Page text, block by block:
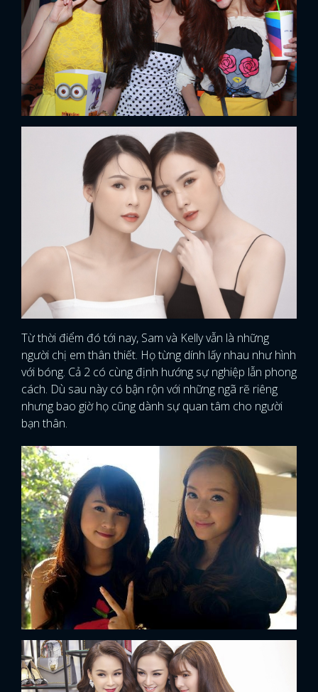
ĐĂNG NHẬP
Từ thời điểm đó tới nay, Sam và Kelly vẫn là những
người chị em thân thiết. Họ từng dính lấy nhau như hình
với bóng. Cả 2 có cùng định hướng sự nghiệp lẫn phong
cách. Dù sau này có bận rộn với những ngã rẽ riêng
nhưng bao giờ họ cũng dành sự quan tâm cho người
bạn thân.